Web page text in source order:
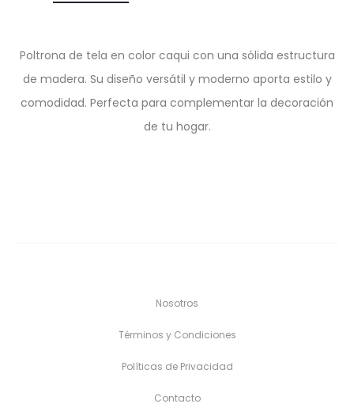
Poltrona de tela en color caqui con una sólida estructura
de madera. Su diseño versátil y moderno aporta estilo y
comodidad. Perfecta para complementar la decoración
de tu hogar.
Nosotros
Términos y Condiciones
Políticas de Privacidad
Contacto